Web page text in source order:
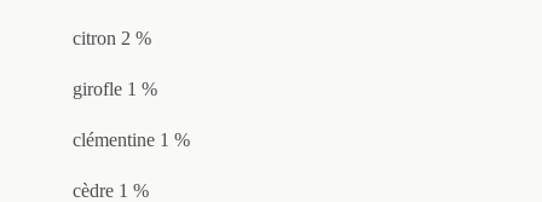
citron 2 %
girofle 1 %
clémentine 1 %
cèdre 1 %